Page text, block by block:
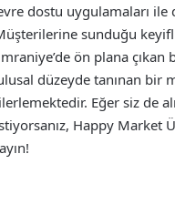
dostu uygulamaları ile
sunduğu
ön plana çıkan
düzeyde tanınan bir
Eğer siz de
Happy Market